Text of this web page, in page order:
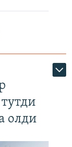
олди